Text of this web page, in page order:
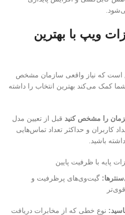
ویپ با بهترین
است که نیاز واقعی سازمان مشخص
کمک می‌کند بهترین انتخاب را داشته
را مشخص کنید قبل از تعیین مدل
کاربران و حداکثر تعداد تماس‌هایی
باشید.
پایه با ظرفیت پایین
: گیت‌وی‌های پرظرفیت و
نوع خطی که از مخابرات دریافت